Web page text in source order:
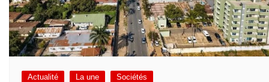
Actualité La une Sociétés